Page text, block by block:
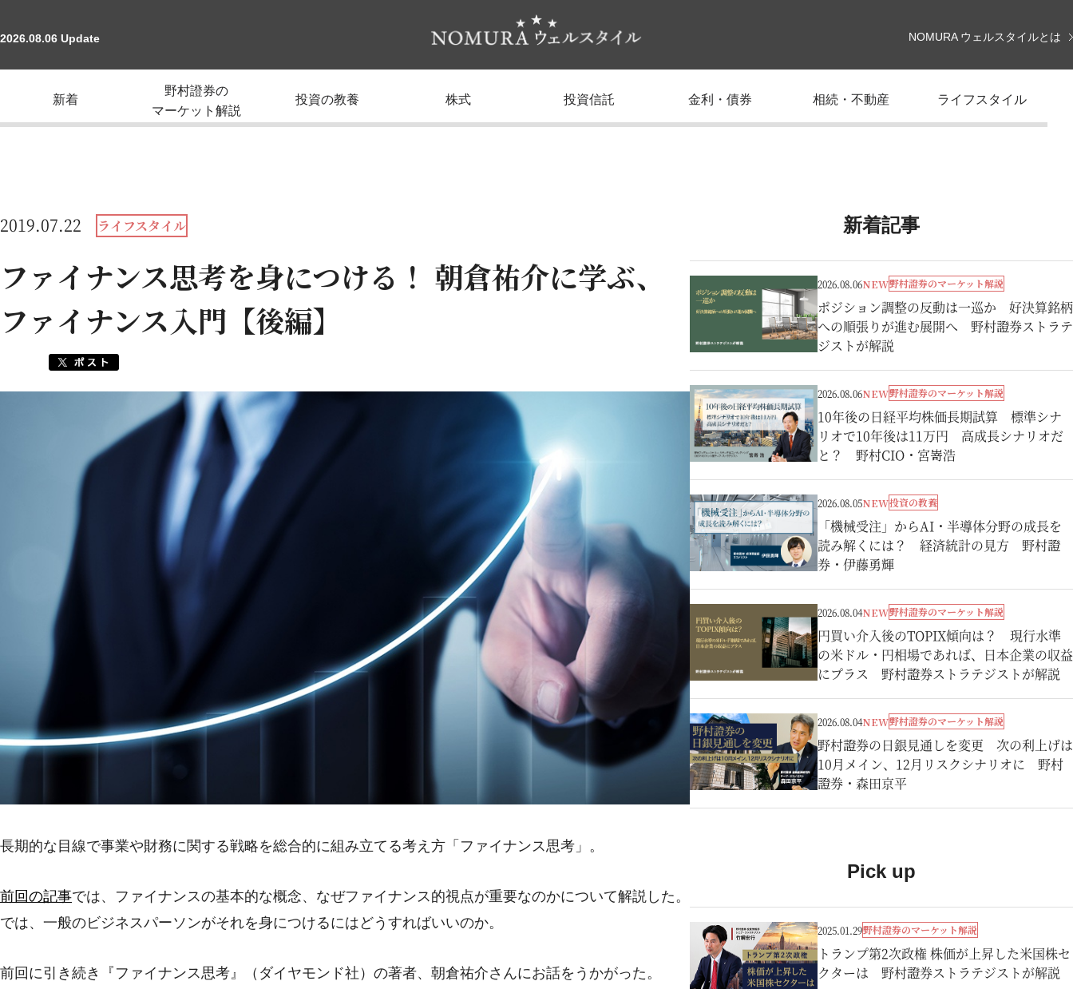
2026.08.06 Update NOMURA ウェルスタイルとは
新着
野村證券の
マーケット解説
投資の教養 株式 投資信託 金利・債券 相続・不動産 ライフスタイル
2019.07.22 ライフスタイル
ファイナンス思考を身につける！ 朝倉祐介に学ぶ、
ファイナンス入門【後編】
長期的な目線で事業や財務に関する戦略を総合的に組み立てる考え方「ファイナンス思考」。
前回の記事では、ファイナンスの基本的な概念、なぜファイナンス的視点が重要なのかについて解説した。
では、一般のビジネスパーソンがそれを身につけるにはどうすればいいのか。
前回に引き続き『ファイナンス思考』（ダイヤモンド社）の著者、朝倉祐介さんにお話をうかがった。
新着記事
2026.08.06NEW野村證券のマーケット解説
ポジション調整の反動は一巡か 好決算銘柄
への順張りが進む展開へ 野村證券ストラテ
ジストが解説
2026.08.06NEW野村證券のマーケット解説
10年後の日経平均株価長期試算 標準シナ
リオで10年後は11万円 高成長シナリオだ
と？ 野村CIO・宮嵜浩
2026.08.05NEW投資の教養
「機械受注」からAI・半導体分野の成長を
読み解くには？ 経済統計の見方 野村證
券・伊藤勇輝
2026.08.04NEW野村證券のマーケット解説
円買い介入後のTOPIX傾向は？ 現行水準
の米ドル・円相場であれば、日本企業の収益
にプラス 野村證券ストラテジストが解説
2026.08.04NEW野村證券のマーケット解説
野村證券の日銀見通しを変更 次の利上げは
10月メイン、12月リスクシナリオに 野村
證券・森田京平
Pick up
2025.01.29野村證券のマーケット解説
トランプ第2次政権 株価が上昇した米国株セ
クターは 野村證券ストラテジストが解説